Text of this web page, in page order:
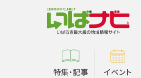
特集・記事 イベント